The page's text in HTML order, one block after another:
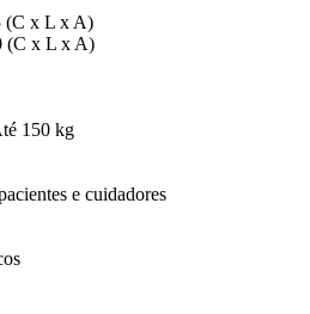
(C x L x A)
(C x L x A)
150 kg
e cuidadores